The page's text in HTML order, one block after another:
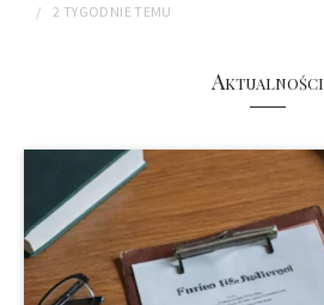
2 TYGODNIE TEMU
Aktualności